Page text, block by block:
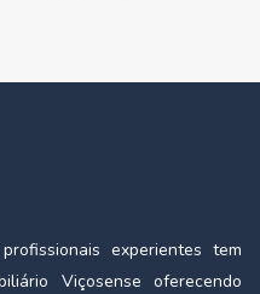
experientes tem
Viçosense oferecendo